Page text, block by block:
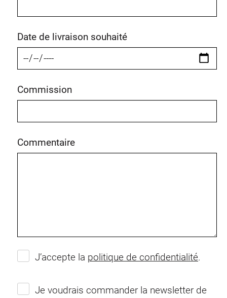
Date de livraison souhaité
Commission
Commentaire
J’accepte la politique de confidentialité.
Je voudrais commander la newsletter de